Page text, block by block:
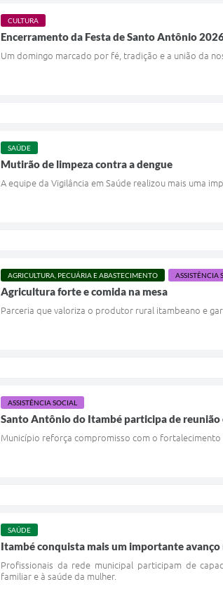
CULTURA
Encerramento da Festa de Santo Antônio
Um domingo marcado por fé, tradição e a união da
SAÚDE
Mutirão de limpeza contra a dengue
A equipe da Vigilância em Saúde realizou mais uma
AGRICULTURA, PECUÁRIA E ABASTECIMENTO ASSISTÊNCIA
Agricultura forte e comida na mesa
Parceria que valoriza o produtor rural itambeano e
ASSISTÊNCIA SOCIAL
Santo Antônio do Itambé participa de reunião
Município reforça compromisso com o fortalecimento
SAÚDE
Itambé conquista mais um importante
Profissionais da rede municipal participam de
familiar e à saúde da mulher.